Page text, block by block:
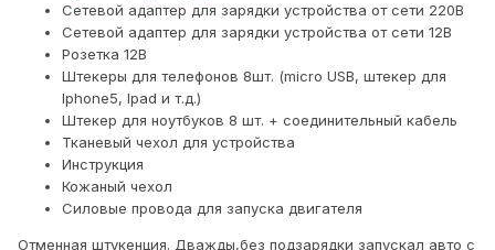
Сетевой адаптер для зарядки устройства от сети 220В
Сетевой адаптер для зарядки устройства от сети 12В
Розетка 12В
Штекеры для телефонов 8шт. (micro USB, штекер для
Iphone5, Ipad и т.д.)
Штекер для ноутбуков 8 шт. + соединительный кабель
Тканевый чехол для устройства
Инструкция
Кожаный чехол
Силовые провода для запуска двигателя
Отменная штукенция. Дважды,без подзарядки запускал авто с